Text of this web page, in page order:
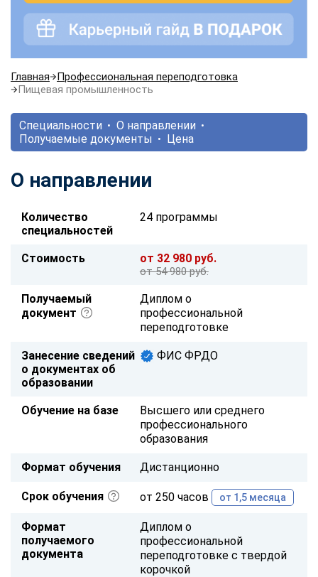
Главная
Профессиональная переподготовка
Пищевая промышленность
Специальности
О направлении
Получаемые документы
Цена
О направлении
Количество
специальностей
24 программы
Стоимость от 32 980 руб.
от 54 980 руб.
Получаемый
документ
Диплом о
профессиональной
переподготовке
Занесение сведений
о документах об
образовании
ФИС ФРДО
Обучение на базе
Высшего или среднего
профессионального
образования
Формат обучения Дистанционно
Срок обучения от 250 часов от 1,5 месяца
Формат
получаемого
документа
Диплом о
профессиональной
переподготовке с твердой
корочкой